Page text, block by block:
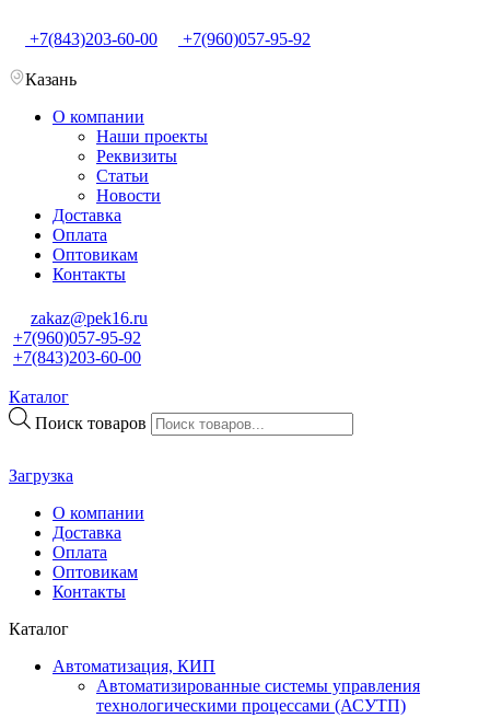
+7(843)203-60-00 +7(960)057-95-92
Казань
О компании
Наши проекты
Реквизиты
Статьи
Новости
Доставка
Оплата
Оптовикам
Контакты
zakaz@pek16.ru
+7(960)057-95-92
+7(843)203-60-00
Каталог
Поиск товаров
Загрузка
О компании
Доставка
Оплата
Оптовикам
Контакты
Каталог
Автоматизация, КИП
Автоматизированные системы управления
технологическими процессами (АСУТП)